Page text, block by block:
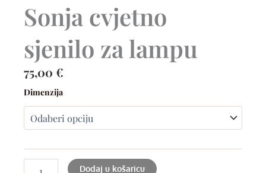
Sonja cvjetno
sjenilo za lampu
75,00 €
Dimenzija
Sonja
flower
količina
Dodaj u košaricu